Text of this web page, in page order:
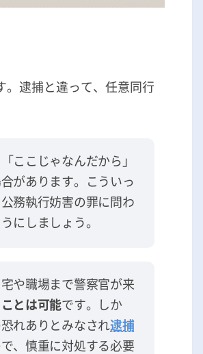
。逮捕と違って、任意同行
ここじゃなんだから」
があります。こういっ
務執行妨害の罪に問わ
にしましょう。
や職場まで警察官が来
とは可能です。しか
れありとみなされ逮捕
、慎重に対処する必要